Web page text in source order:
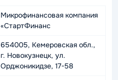
Микрофинансовая компания
«СтартФинанс
654005, Кемеровская обл.,
г. Новокузнецк, ул.
Орджоникидзе, 17-58